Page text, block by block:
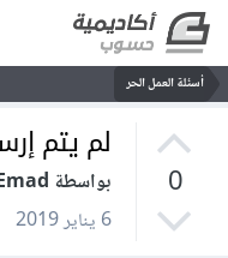
أسئلة العمل الحر
0
لم يتم
بواسطة Ahmad Emad
6 يناير 2019